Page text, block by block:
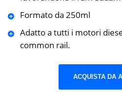
Formato da 250ml
Adatto a tutti i motori
common rail.
ACQUISTA DA